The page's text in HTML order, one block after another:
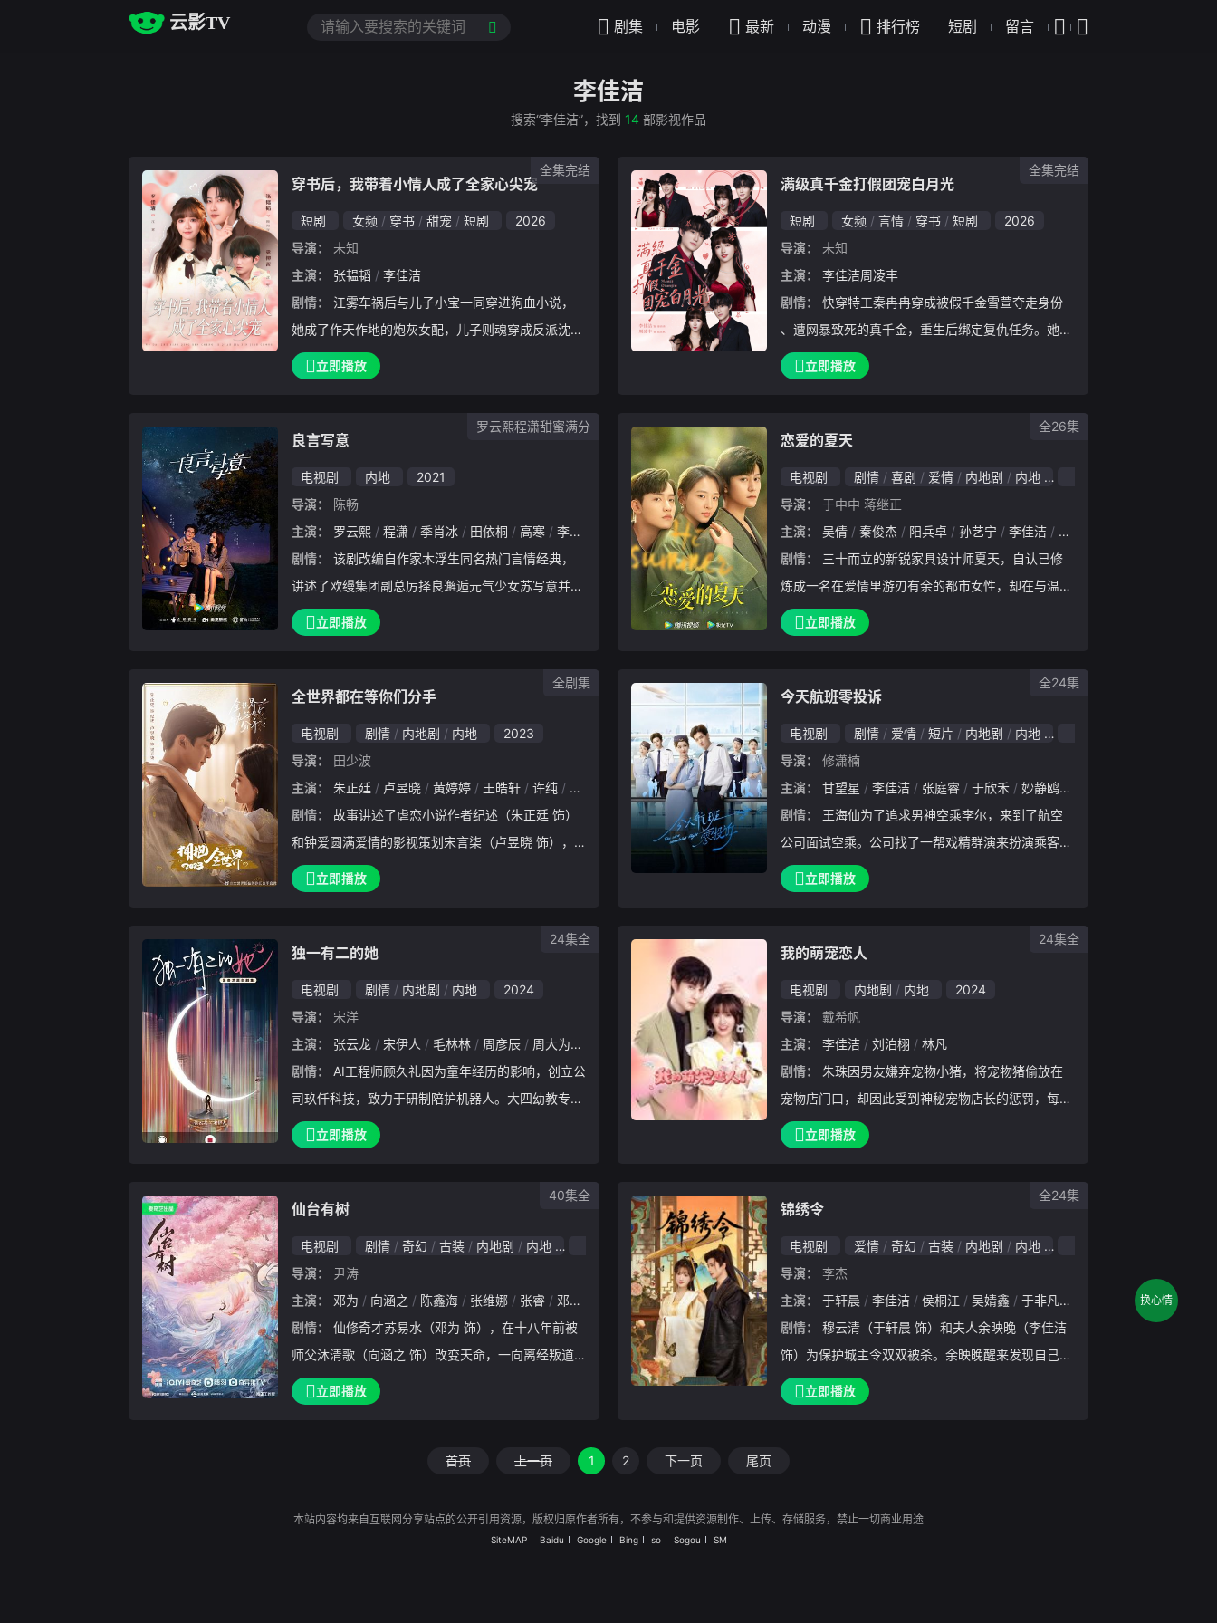
云影TV 剧集 电影 最新 动漫 排行榜 短剧 留言
李佳洁
搜索“李佳洁”，找到 14 部影视作品
穿书后，我带着小情人成了全家心尖宠
短剧 女频 穿书 甜宠 短剧
2026
导演：
未知
主演：
张韫韬
李佳洁
剧情：
她成了作天作地的炮灰女配，儿子则魂穿成反派沈野
。为了守护“小奶狗”儿子和追回与亡夫相貌相同的豪
门老公顾知行，江雾开启了一段笑泪交织的逆袭之路
，在豪门恩怨与温情日常中，重新定义爱与家庭。
立即播放
全集完结
满级真千金打假团宠白月光
短剧 女频 言情 穿书 短剧
2026
导演：
未知
主演：
李佳洁周凌丰
剧情：
、遭网暴致死的真千金，重生后绑定复仇任务。她设
计脱离渣男封君泽，意外与隐瞒身份的陆家家主陆苏
默相识闪婚，携手参加恋综《令人心动的48天》。
节目中，秦冉冉凭借满级技能手撕白月光、怒怼绿茶
，揭露雪萱冒名顶替、霸凌害人等真面目，陆苏默则
立即播放
全集完结
良言写意
电视剧 内地
2021
导演：
陈畅
主演：
罗云熙 程潇 季肖冰 田依桐 高寒 李佳洁
管梓净
剧情：
讲述了欧缦集团副总厉择良邂逅元气少女苏写意并一
见钟情，而后，骤然杳无音信的苏写意突然又出现在
了厉择良面前，拥有命中注定羁绊的两个人在互相试
立即播放
罗云熙程潇甜蜜满分
恋爱的夏天
电视剧 剧情 喜剧 爱情 内地剧 内地
导演：
于中中 蒋继正
主演：
吴倩 秦俊杰 阳兵卓 孙艺宁 李佳洁 夏志远
剧情：
炼成一名在爱情里游刃有余的都市女性，却在与温文
尔雅的现男友关辛的恋爱中，偶遇了曾经相爱五年、
自信傲慢的设计事务所老板前男友许则豪。面对性格
立即播放
全26集
全世界都在等你们分手
电视剧 剧情 内地剧 内地
2023
导演：
田少波
主演：
朱正廷 卢昱晓 黄婷婷 王皓轩 许纯 吴曼思 胡春杨 古筝 霍星宇 邵芸 王远达
李佳洁
剧情：
和钟爱圆满爱情的影视策划宋言柒（卢昱晓 饰），
两人意外穿越进纪述的小说里，进行剧情改写相互博
弈的故事，在改写小说的过程中，两人也不断成长，
立即播放
全剧集
今天航班零投诉
电视剧 剧情 爱情 短片 内地剧 内地
导演：
修潇楠
主演：
甘望星 李佳洁 张庭睿 于欣禾 妙静鸥
剧情：
公司面试空乘。公司找了一帮戏精群演来扮演乘客以
训练这批新人的应变能力，在培训的过程中，王海仙
逐渐认识到了空乘职业的魅力，并同伙伴们一起解决
立即播放
全24集
独一有二的她
电视剧 剧情 内地剧 内地
2024
导演：
宋洋
主演：
张云龙 宋伊人 毛林林 周彦辰 周大为 景研竣 林俊毅
陈帅
剧情：
司玖仟科技，致力于研制陪护机器人。大四幼教专业
的郝靓喜欢唱歌，但因为母亲的反对，只能在晚上偷
偷地做一个歌唱类直播博主——“阿嗲姐姐”，在两个
立即播放
24集全
我的萌宠恋人
电视剧 内地剧 内地
2024
导演：
戴希帆
主演：
李佳洁 刘泊栩
林凡
剧情：
宠物店门口，却因此受到神秘宠物店长的惩罚，每到
晚上九点就会变成小猪，而自己的领养人竟是顶头上
司陆鸣。社畜朱珠从此过上了白天当狗，晚上当宠物
立即播放
24集全
仙台有树
电视剧 剧情 奇幻 古装 内地剧 内地
导演：
尹涛
主演：
邓为 向涵之 陈鑫海 张维娜 张睿 邓凯 曹煜辰 艾米 扈帷 闵星翰 李若嘉 聂子皓 胡嘉欣 王泓鑫 赵奂然 李佳洁 夏志远
剧情：
师父沐清歌（向涵之 饰）改变天命，一向离经叛道
的“女魔头”沐清歌也为此背负污名死去。十八年后，
沐清歌化为薛冉冉，而已继任西山派掌门的苏易水将
立即播放
40集全
锦绣令
电视剧 爱情 奇幻 古装 内地剧 内地
导演：
李杰
主演：
于轩晨 李佳洁 侯桐江 吴婧鑫 于非凡 龙馨悦
沈博怀
剧情：
饰）为保护城主令双双被杀。余映晚醒来发现自己重
生了，而穆云清对她却极为厌恶。为了查出真凶，余
映晚留在城主府见招拆招，却发现穆云清也是重生而
立即播放
全24集
首页 上一页 1 2 下一页 尾页
本站内容均来自互联网分享站点的公开引用资源，版权归原作者所有，不参与和提供资源制作、上传、存储服务，禁止一切商业用途
SiteMAP Baidu Google Bing so Sogou SM
换心情